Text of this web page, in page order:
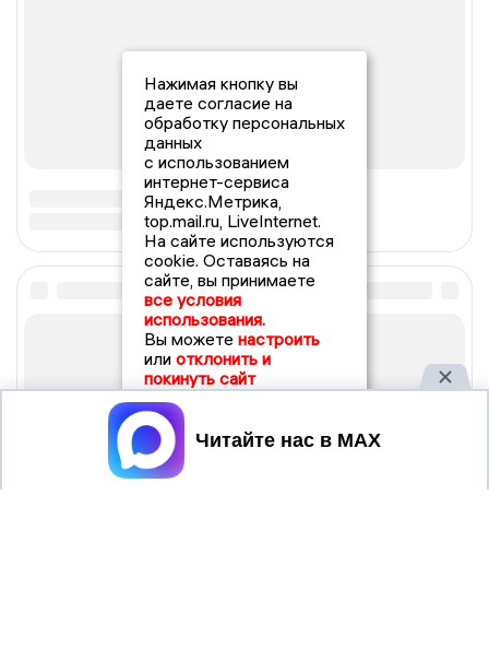
Нажимая кнопку вы
даете согласие на
обработку персональных
данных
с использованием
интернет-сервиса
Яндекс.Метрика,
top.mail.ru, LiveInternet.
На сайте используются
cookie. Оставаясь на
сайте, вы принимаете
все условия
использования.
Вы можете настроить
или отклонить и
покинуть сайт
Принять